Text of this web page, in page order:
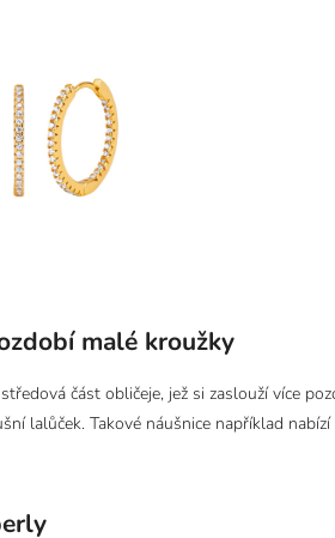
malé kroužky
část obličeje, jež si zaslouží více
lalůček. Takové náušnice například nabízí